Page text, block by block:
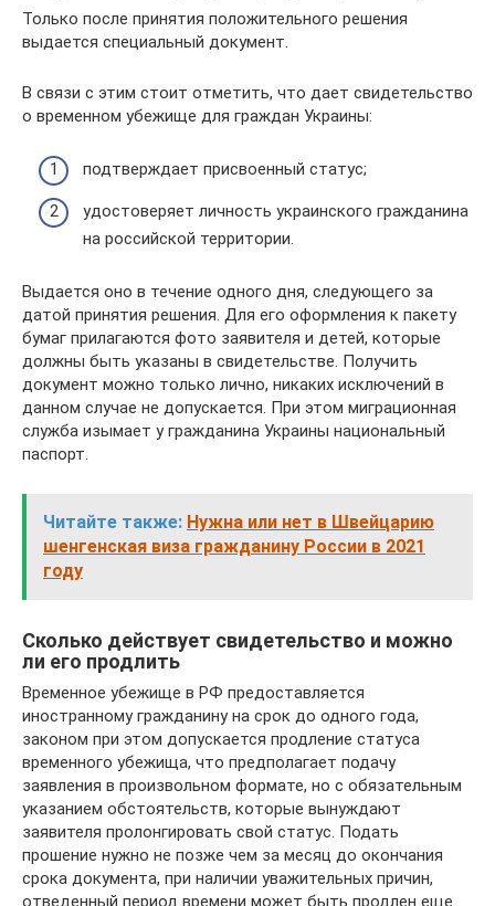
Только после принятия положительного решения
выдается специальный документ.
В связи с этим стоит отметить, что дает свидетельство
о временном убежище для граждан Украины:
подтверждает присвоенный статус;
удостоверяет личность украинского гражданина
на российской территории.
Выдается оно в течение одного дня, следующего за
датой принятия решения. Для его оформления к пакету
бумаг прилагаются фото заявителя и детей, которые
должны быть указаны в свидетельстве. Получить
документ можно только лично, никаких исключений в
данном случае не допускается. При этом миграционная
служба изымает у гражданина Украины национальный
паспорт.
Читайте также: Нужна или нет в Швейцарию
шенгенская виза гражданину России в 2021
году
Сколько действует свидетельство и можно
ли его продлить
Временное убежище в РФ предоставляется
иностранному гражданину на срок до одного года,
законом при этом допускается продление статуса
временного убежища, что предполагает подачу
заявления в произвольном формате, но с обязательным
указанием обстоятельств, которые вынуждают
заявителя пролонгировать свой статус. Подать
прошение нужно не позже чем за месяц до окончания
срока документа, при наличии уважительных причин,
отведенный период времени может быть продлен еще